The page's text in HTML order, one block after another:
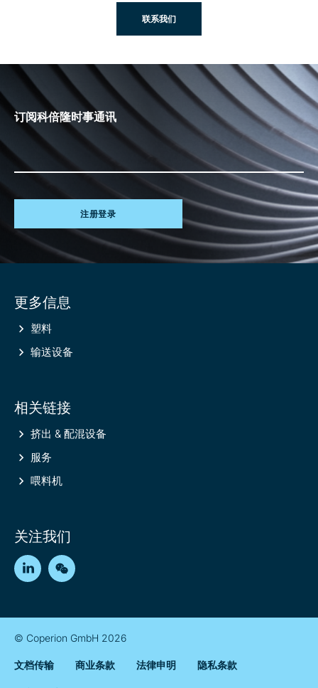
联系我们
订阅科倍隆时事通讯
注册登录
information
更多信息
塑料
输送设备
相关链接
挤出 & 配混设备
服务
喂料机
关注我们
LinkedIn
© Coperion GmbH 2026
文档传输 商业条款 法律申明 隐私条款